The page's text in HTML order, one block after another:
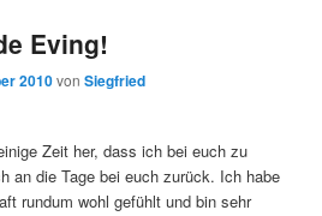
Eving!
2010vonSiegfried
Zeit her, dass ich bei euch zu
an die Tage bei euch zurück. Ich habe
rundum wohl gefühlt und bin sehr